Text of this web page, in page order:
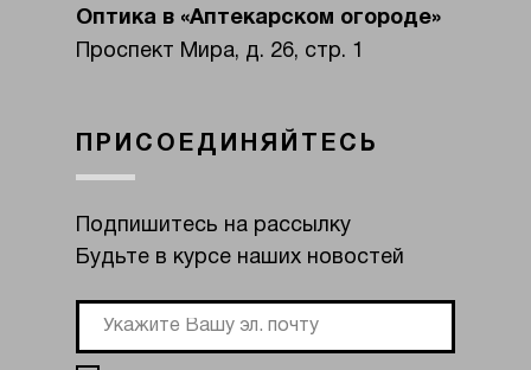
ПРИСОЕДИНЯЙТЕСЬ
Оптика в «Аптекарском огороде»
Проспект Мира, д. 26, стр. 1
Подпишитесь на рассылку
Будьте в курсе наших новостей